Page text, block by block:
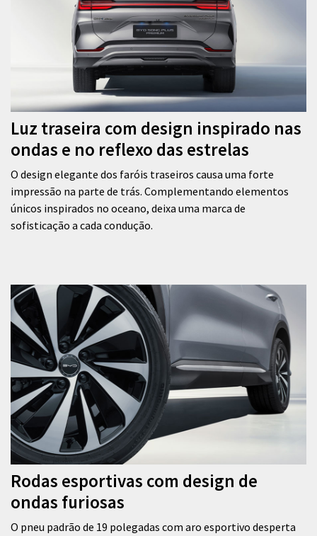
Luz traseira com design inspirado nas
ondas e no reflexo das estrelas
O design elegante dos faróis traseiros causa uma forte
impressão na parte de trás. Complementando elementos
únicos inspirados no oceano, deixa uma marca de
sofisticação a cada condução.
Rodas esportivas com design de
ondas furiosas
O pneu padrão de 19 polegadas com aro esportivo desperta